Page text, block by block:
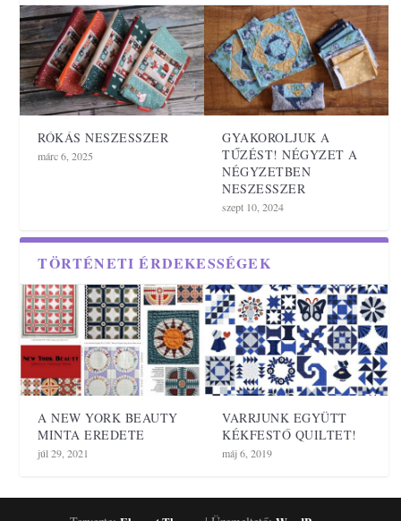
RÓKÁS NESZESSZER
márc 6, 2025
GYAKOROLJUK A
TŰZÉST! NÉGYZET A
NÉGYZETBEN
NESZESSZER
szept 10, 2024
TÖRTÉNETI ÉRDEKESSÉGEK
A NEW YORK BEAUTY
MINTA EREDETE
júl 29, 2021
VARRJUNK EGYÜTT
KÉKFESTŐ QUILTET!
máj 6, 2019